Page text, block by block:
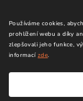
Používáme cookies,
prohlížení webu a díky
zlepšovali jeho funkce,
informacízde.